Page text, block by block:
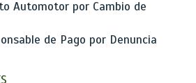
Automotor por Cambio de
de Pago por Denuncia